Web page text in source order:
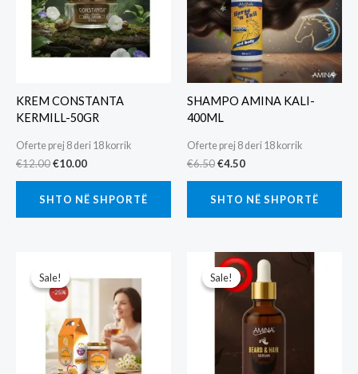
KREM CONSTANTA
KERMILL-50GR
Oferte prej 8 deri 18 korrik
€12.00Original
€12.00.
€10.00Current
€10.00.
SHTO NË SHPORTË
SHAMPO AMINA KALI-
400ML
Oferte prej 8 deri 18 korrik
€6.50Original
€6.50.
€4.50Current
€4.50.
SHTO NË SHPORTË
Sale!
Sale! Sale!
Sale!